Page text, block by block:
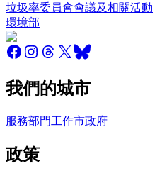
垃圾率委員會會議及相關活動
環境部
我們的城市
服務部門工作市政府
政策